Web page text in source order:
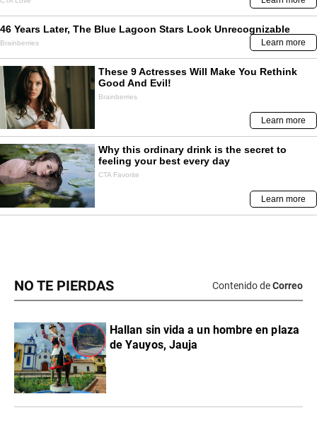
NO TE PIERDAS Contenido deCorreo
Hallan sin vida a un hombre en plaza
de Yauyos, Jauja